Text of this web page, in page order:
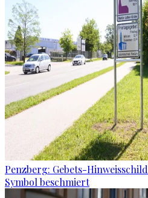
Penzberg: Gebets-
Symbol beschmiert